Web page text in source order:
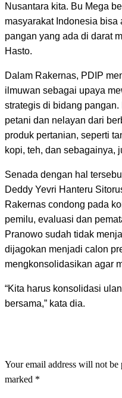
Nusantara kita. Bu Mega
masyarakat Indonesia bisa
pangan yang ada di darat
Hasto.
Dalam Rakernas, PDIP
ilmuwan sebagai upaya
strategis di bidang
petani dan nelayan dari
produk pertanian, seperti
kopi, teh, dan sebagainya,
Senada dengan hal
Deddy Yevri Hanteru
Rakernas condong pada
pemilu, evaluasi dan
Pranowo sudah tidak
dijagokan menjadi calon
mengkonsolidasikan agar
“Kita harus konsolidasi
bersama,” kata dia.
Your email address will not be
marked *